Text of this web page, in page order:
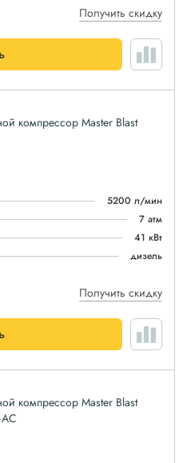
Получить скидку
компрессор Master Blast
5200 л/мин
7 атм
41 кВт
дизель
Получить скидку
компрессор Master Blast